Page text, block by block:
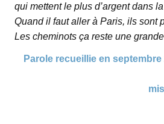
qui mettent le plus d’argent dans
Quand il faut aller à Paris, ils sont
Les cheminots ça reste une
Parole recueillie en